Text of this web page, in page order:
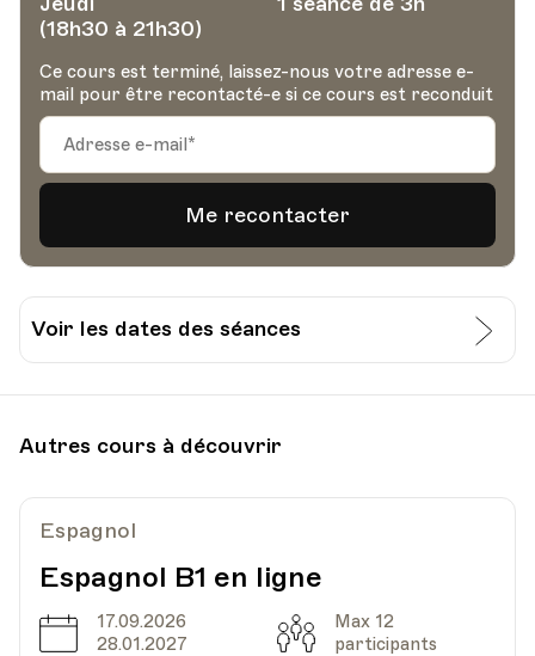
(18h30 à 21h30)
Ce cours est terminé, laissez-nous votre adresse e-
mail pour être recontacté-e si ce cours est reconduit
Voir les dates des séances
Pully
Autres cours à découvrir
Espagnol
Espagnol B1 en ligne
Date
17.09.2026
28.01.2027
Capacité
Max 12
participants